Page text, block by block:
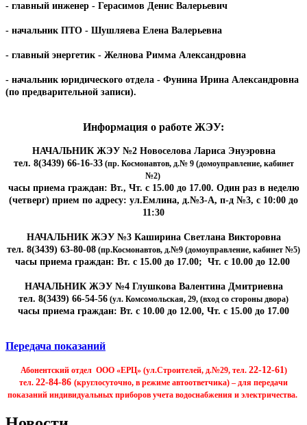
- главный инженер - Герасимов Денис Валерьевич
- начальник ПТО - Шушляева Елена Валерьевна
- главный энергетик - Желнова Римма Александровна
- начальник юридического отдела - Фунина Ирина Александровна
(по предварительной записи).
Информация о работе ЖЭУ:
НАЧАЛЬНИК ЖЭУ №2 Новоселова Лариса Энуэровна
тел. 8(3439) 66-16-33(пр. Космонавтов, д.№ 9 (домоуправление, кабинет
№2)
часы приема граждан: Вт., Чт. с 15.00 до 17.00. Один раз в неделю
(четверг) прием по адресу: ул.Емлина, д.№3-А, п-д №3, с 10:00 до
11:30
НАЧАЛЬНИК ЖЭУ №3 Каширина Светлана Викторовна
тел. 8(3439) 63-80-08 (пр.Космонавтов, д.№9 (домоуправление, кабинет №5)
часы приема граждан: Вт. с 15.00 до 17.00; Чт. с 10.00 до 12.00
НАЧАЛЬНИК ЖЭУ №4 Глушкова Валентина Дмитриевна
тел. 8(3439) 66-54-56 (ул. Комсомольская, 29, (вход со стороны двора)
часы приема граждан: Вт. с 10.00 до 12.00, Чт. с 15.00 до 17.00
Передача показаний
Абонентский отдел ООО «ЕРЦ» (ул.Строителей, д.№29, тел. 22-12-61)
тел. 22-84-86 (круглосуточно, в режиме автоответчика) – для передачи
показаний индивидуальных приборов учета водоснабжения и электричества.